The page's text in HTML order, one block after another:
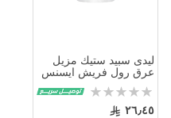
ليدى سبيد ستيك مزيل
عرق رول فريش ايسنس
50 مل
Rating:
0%
٢٦٫٤٥